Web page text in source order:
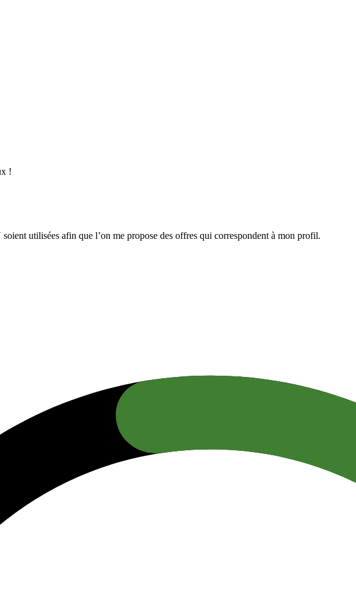
!
soient utilisées afin que l’on me propose des offres qui correspondent à mon profil.